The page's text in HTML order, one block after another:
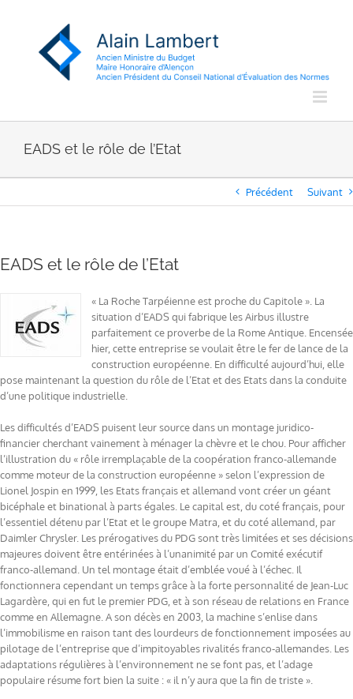
EADS et le rôle de l’Etat
Précédent Suivant
EADS et le rôle de l’Etat
« La Roche Tarpéienne est proche du Capitole ». La
situation d’EADS qui fabrique les Airbus illustre
parfaitement ce proverbe de la Rome Antique. Encensée
hier, cette entreprise se voulait être le fer de lance de la
construction européenne. En difficulté aujourd’hui, elle
pose maintenant la question du rôle de l’Etat et des Etats dans la conduite
d’une politique industrielle.
Les difficultés d’EADS puisent leur source dans un montage juridico-
financier cherchant vainement à ménager la chèvre et le chou. Pour afficher
l’illustration du « rôle irremplaçable de la coopération franco-allemande
comme moteur de la construction européenne » selon l’expression de
Lionel Jospin en 1999, les Etats français et allemand vont créer un géant
bicéphale et binational à parts égales. Le capital est, du coté français, pour
l’essentiel détenu par l’Etat et le groupe Matra, et du coté allemand, par
Daimler Chrysler. Les prérogatives du PDG sont très limitées et ses décisions
majeures doivent être entérinées à l’unanimité par un Comité exécutif
franco-allemand. Un tel montage était d’emblée voué à l’échec. Il
fonctionnera cependant un temps grâce à la forte personnalité de Jean-Luc
Lagardère, qui en fut le premier PDG, et à son réseau de relations en France
comme en Allemagne. A son décès en 2003, la machine s’enlise dans
l’immobilisme en raison tant des lourdeurs de fonctionnement imposées au
pilotage de l’entreprise que d’impitoyables rivalités franco-allemandes. Les
adaptations régulières à l’environnement ne se font pas, et l’adage
populaire résume fort bien la suite : « il n’y aura que la fin de triste ».